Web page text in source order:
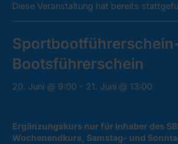
Diese Veranstaltung hat bereits
Bootsführerschein
20. Juni @ 9:00 - 21. Juni @ 13:00
Ergänzungskurs nur für Inhaber des
Wochenendkurs, Samstag- und